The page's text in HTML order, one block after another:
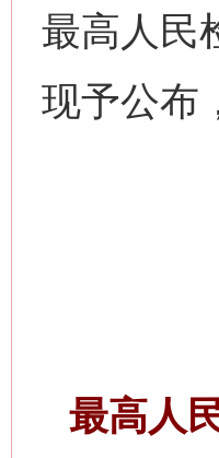
最高人民
现予公布
最高人